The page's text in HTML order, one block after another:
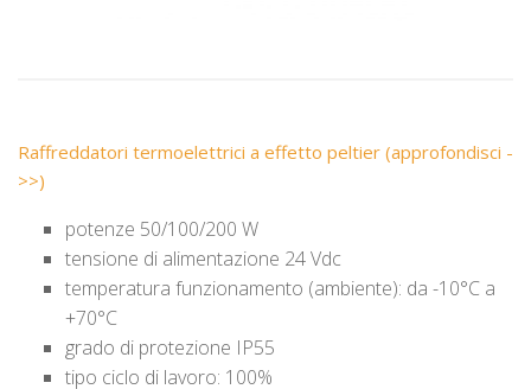
Raffreddatori termoelettrici a effetto peltier (approfondisci -
>>)
potenze 50/100/200 W
tensione di alimentazione 24 Vdc
temperatura funzionamento (ambiente): da -10°C a
+70°C
grado di protezione IP55
tipo ciclo di lavoro: 100%